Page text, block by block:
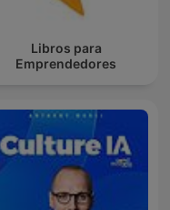
Libros para
Emprendedores